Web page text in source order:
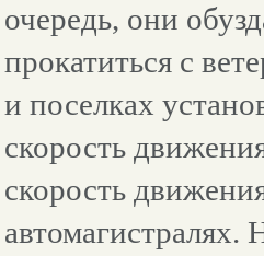
очередь, они
прокатиться с
и поселках
скорость
скорость
автомагистралях.